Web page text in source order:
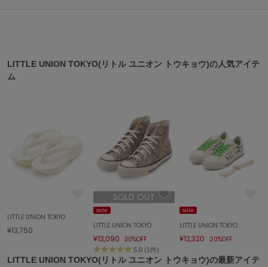
LITTLE UNION TOKYO(リトル ユニオン トウキョウ)の人気アイテ
ム
LITTLE UNION TOKYO
¥13,750
SOLD OUT
sale
LITTLE UNION TOKYO
¥13,090 30%OFF
5.0 (1件)
sale
LITTLE UNION TOKYO
¥12,320 20%OFF
LITTLE UNION TOKYO(リトル ユニオン トウキョウ)の最新アイテ